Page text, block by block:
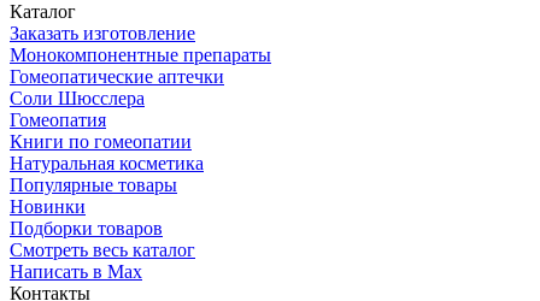
Каталог
Заказать изготовление
Монокомпонентные препараты
Гомеопатические аптечки
Соли Шюсслера
Гомеопатия
Книги по гомеопатии
Натуральная косметика
Популярные товары
Новинки
Подборки товаров
Смотреть весь каталог
Написать в Max
Контакты